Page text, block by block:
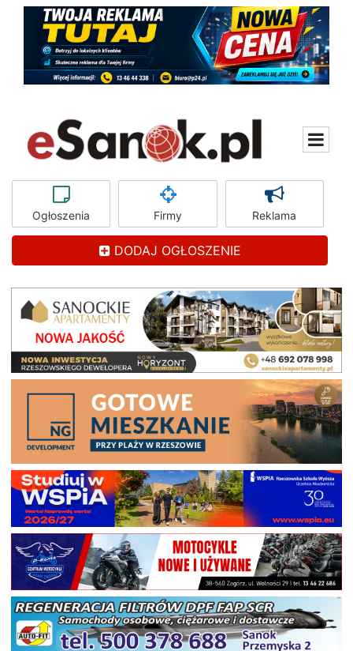
Ogłoszenia Firmy Reklama
DODAJ OGŁOSZENIE